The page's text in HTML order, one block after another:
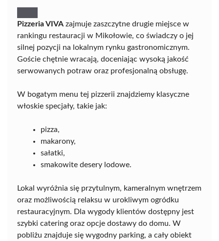
Pizzeria VIVA zajmuje zaszczytne drugie miejsce w
rankingu restauracji w Mikołowie, co świadczy o jej
silnej pozycji na lokalnym rynku gastronomicznym.
Goście chętnie wracają, doceniając wysoką jakość
serwowanych potraw oraz profesjonalną obsługę.
W bogatym menu tej pizzerii znajdziemy klasyczne
włoskie specjały, takie jak:
pizza,
makarony,
sałatki,
smakowite desery lodowe.
Lokal wyróżnia się przytulnym, kameralnym wnętrzem
oraz możliwością relaksu w urokliwym ogródku
restauracyjnym. Dla wygody klientów dostępny jest
szybki catering oraz opcje dostawy do domu. W
pobliżu znajduje się wygodny parking, a cały obiekt